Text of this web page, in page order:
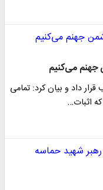
جهنم می‌کنیم
داد و بیان کرد: تمامی
اثبات…